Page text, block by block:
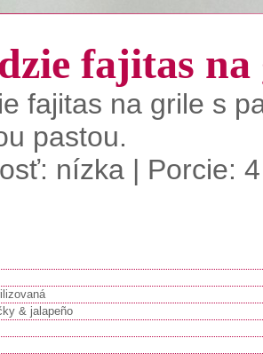
fajitas
fajitas na grile s
pastou.
nízka | Porcie:
& jalapeño